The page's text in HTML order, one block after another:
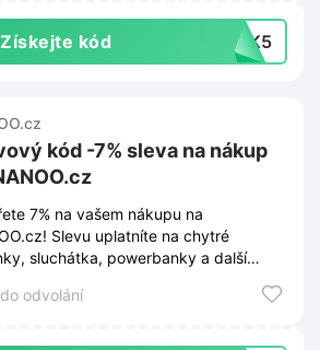
Získejte kód TEK5
kód -7% sleva na nákup
7% na vašem nákupu na
Slevu uplatníte na chytré
sluchátka, powerbanky a další
odvolání